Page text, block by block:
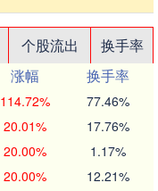
个股流出
换手率
涨幅
换手率
114.72% 77.46%
20.01% 17.76%
20.00% 1.17%
20.00% 12.21%